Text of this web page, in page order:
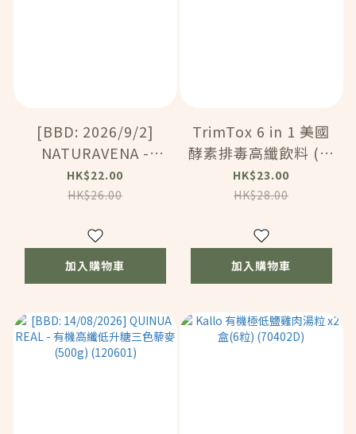
[BBD: 2026/9/2]
NATURAVENA -
100% 高蛋白無添加鹽
&糖花生醬 - 幼滑
HK$22.00
HK$26.00
加入購物車
TrimTox 6 in 1 美國
酵素排毒高纖飲料 (試
飲裝) (12g) (L051S)
HK$23.00
HK$28.00
加入購物車